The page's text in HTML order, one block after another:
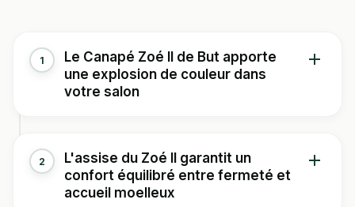
1
Le Canapé Zoé II de But apporte
une explosion de couleur dans
votre salon
Imaginez-vous transformant instantanément l'ambiance
de votre salon grâce à cette pièce audacieuse aux
teintes ensoleillées. Ce modèle trois places arbore un
2
L'assise du Zoé II garantit un
confort équilibré entre fermeté et
accueil moelleux